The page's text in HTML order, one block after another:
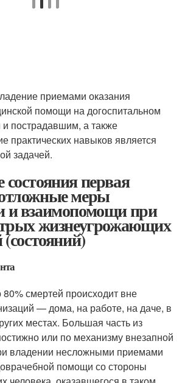
приемами оказания
помощи на догоспитальном
пострадавшим, а также
практических навыков является
задачей.
первая
меры
и взаимопомощи при
жизнеугрожающих
смертей происходит вне
— дома, на работе, на даче, в
местах. Большая часть из
или по механизму внезапной
владении несложными приемами
помощи со стороны